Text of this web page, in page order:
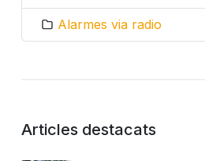
Alarmes via radio
Articles destacats